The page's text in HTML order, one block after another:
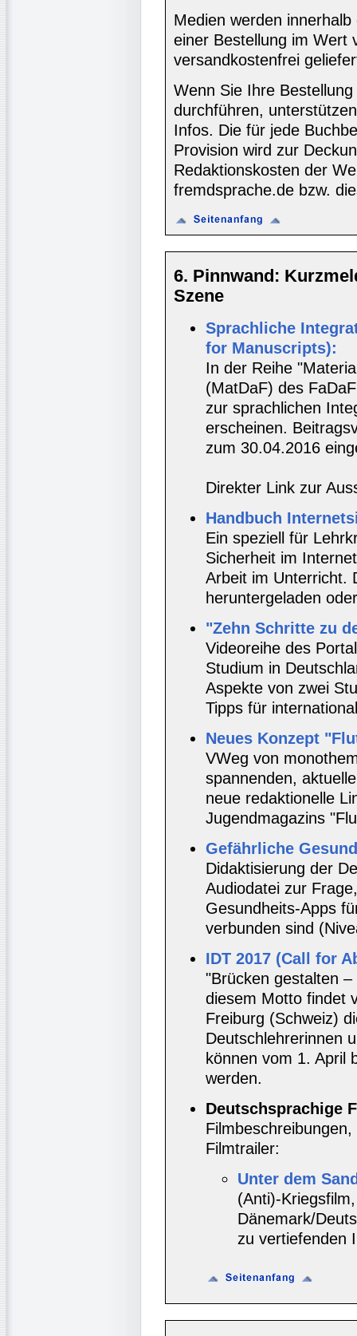
Medien werden
einer Bestellung im Wert
versandkostenfrei
Wenn Sie Ihre
durchführen,
Infos. Die für jede
Provision wird zur
Redaktionskosten der
fremdsprache.de bzw.
6. Pinnwand:
Szene
Sprachliche
for Manuscripts):
In der Reihe
(MatDaF) des
zur sprachlichen
erscheinen.
zum 30.04.2016
Direkter Link zur
Handbuch
Ein speziell für
Sicherheit im
Arbeit im Unterricht.
heruntergeladen
"Zehn Schritte zu
Videoreihe des
Studium in
Aspekte von zwei
Tipps für
Neues Konzept
VWeg von
spannenden,
neue redaktionelle
Jugendmagazins
Gefährliche
Didaktisierung der
Audiodatei zur
Gesundheits-Apps
verbunden sind
IDT 2017 (Call for
"Brücken gestalten
diesem Motto findet
Freiburg (Schweiz)
Deutschlehrerinnen
können vom 1. April
werden.
Deutschsprachige
Filmtrailer:
Unter dem
(Anti)-
Dänemark/
zu vertiefenden